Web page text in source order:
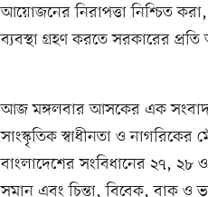
আয়োজনের নিরাপত্তা নিশ্চিত
ব্যবস্থা গ্রহণ করতে সরকারের
আজ মঙ্গলবার আসকের এক সংবাদ
সাংস্কৃতিক স্বাধীনতা ও
বাংলাদেশের সংবিধানের ২৭,
সমান এবং চিন্তা, বিবেক, বাক্ ও